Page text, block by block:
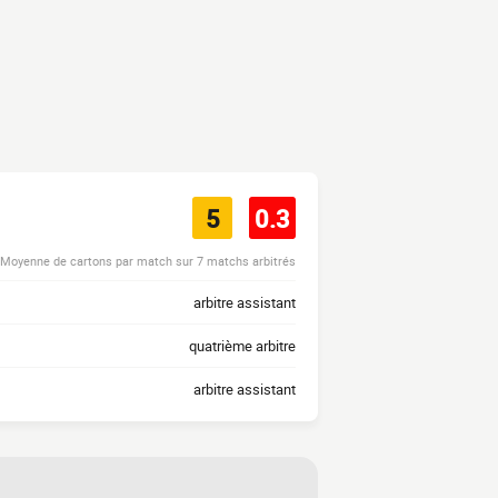
5 0.3
Moyenne de cartons par match sur 7 matchs arbitrés
arbitre assistant
quatrième arbitre
arbitre assistant